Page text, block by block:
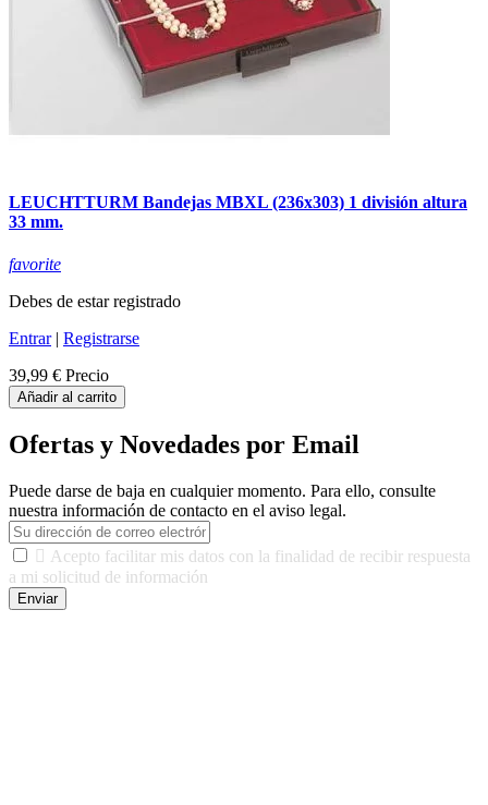
LEUCHTTURM Bandejas MBXL (236x303) 1 división altura
33 mm.
favorite
Debes de estar registrado
Entrar| Registrarse
39,99 € Precio
Añadir al carrito
Ofertas y Novedades por Email
Puede darse de baja en cualquier momento. Para ello, consulte
nuestra información de contacto en el aviso legal.
 Acepto facilitar mis datos con la finalidad de recibir respuesta
a mi solicitud de información
Enviar